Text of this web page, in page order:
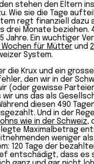
stehen den Eltern
Wie sie die Tage
regt finanziell dazu
drei Monate beziehen.
Jahre. Ein wuchtiger
Wochen für Mütter und
System.
die Krux und ein
den wir in der
(oder gewisse
wir uns das als
diesen 490
Und in der
wie in der Schweiz,
Maximalbetrag
weniger
120 Tage der
entschädigt, dass es